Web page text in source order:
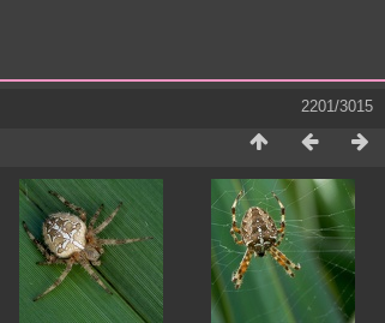
2201/3015